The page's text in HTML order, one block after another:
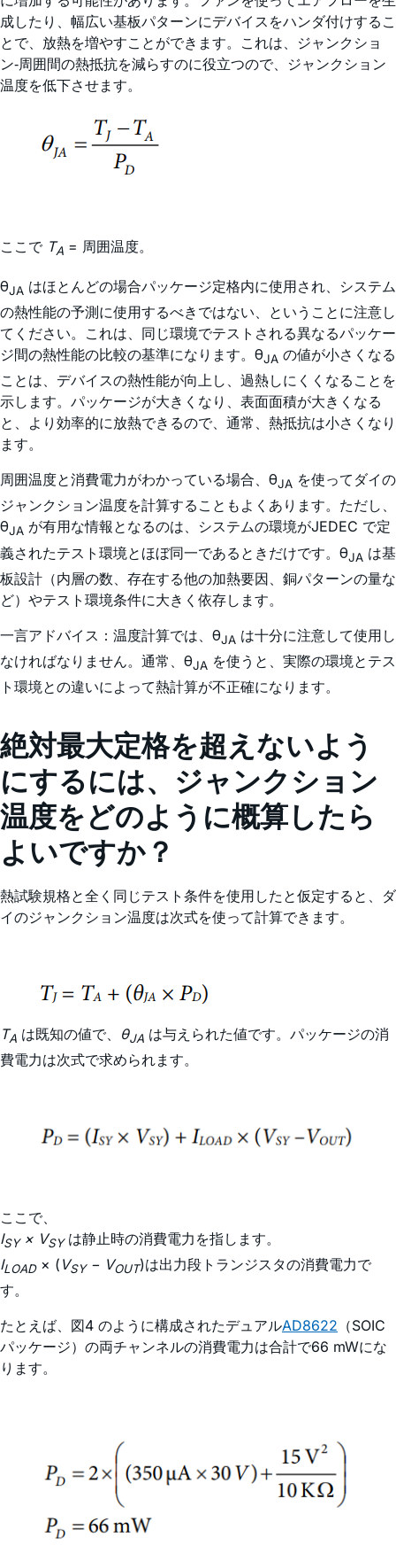
成したり、幅広い基板パターンにデバイスをハンダ付けするこ
とで、放熱を増やすことができます。これは、ジャンクショ
ン‐周囲間の熱抵抗を減らすのに役立つので、ジャンクション
温度を低下させます。
ここで TA = 周囲温度。
θJA はほとんどの場合パッケージ定格内に使用され、システム
の熱性能の予測に使用するべきではない、ということに注意し
てください。これは、同じ環境でテストされる異なるパッケー
ジ間の熱性能の比較の基準になります。θJA の値が小さくなる
ことは、デバイスの熱性能が向上し、過熱しにくくなることを
示します。パッケージが大きくなり、表面面積が大きくなる
と、より効率的に放熱できるので、通常、熱抵抗は小さくなり
ます。
周囲温度と消費電力がわかっている場合、θJA を使ってダイの
ジャンクション温度を計算することもよくあります。ただし、
θJA が有用な情報となるのは、システムの環境がJEDEC で定
義されたテスト環境とほぼ同一であるときだけです。θJA は基
板設計（内層の数、存在する他の加熱要因、銅パターンの量な
ど）やテスト環境条件に大きく依存します。
一言アドバイス：温度計算では、θJA は十分に注意して使用し
なければなりません。通常、θJA を使うと、実際の環境とテス
ト環境との違いによって熱計算が不正確になります。
絶対最大定格を超えないよう
にするには、ジャンクション
温度をどのように概算したら
よいですか？
熱試験規格と全く同じテスト条件を使用したと仮定すると、ダ
イのジャンクション温度は次式を使って計算できます。
TA は既知の値で、 θJA は与えられた値です。パッケージの消
費電力は次式で求められます。
ここで、
ISY× VSYは静止時の消費電力を指します。
ILOAD× ( VSY− VOUT)は出力段トランジスタの消費電力で
す。
たとえば、図4 のように構成されたデュアルAD8622 （SOIC
パッケージ）の両チャンネルの消費電力は合計で66 mWにな
ります。